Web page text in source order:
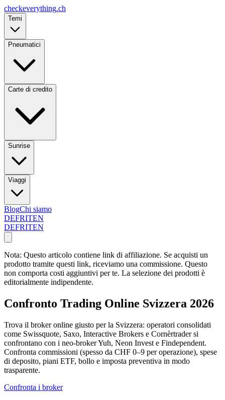
checkeverything.ch
Temi
Pneumatici
Carte di credito
Sunrise
Viaggi
BlogChi siamo
DEFRITEN
DEFRITEN
Nota: Questo articolo contiene link di affiliazione. Se acquisti un
prodotto tramite questi link, riceviamo una commissione. Questo
non comporta costi aggiuntivi per te. La selezione dei prodotti è
editorialmente indipendente.
Confronto Trading Online Svizzera 2026
Trova il broker online giusto per la Svizzera: operatori consolidati
come Swissquote, Saxo, Interactive Brokers e Cornèrtrader si
confrontano con i neo-broker Yuh, Neon Invest e Findependent.
Confronta commissioni (spesso da CHF 0–9 per operazione), spese
di deposito, piani ETF, bollo e imposta preventiva in modo
trasparente.
Confronta i broker